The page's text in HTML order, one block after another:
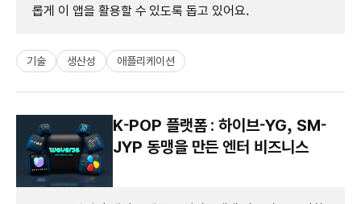
롭게 이 앱을 활용할 수 있도록 돕고 있어요.
기술 생산성 애플리케이션
K-POP 플랫폼 : 하이브-YG, SM-
JYP 동맹을 만든 엔터 비즈니스